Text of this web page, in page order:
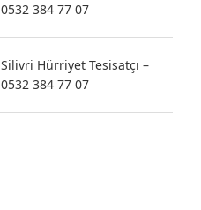
0532 384 77 07
Silivri Hürriyet Tesisatçı –
0532 384 77 07